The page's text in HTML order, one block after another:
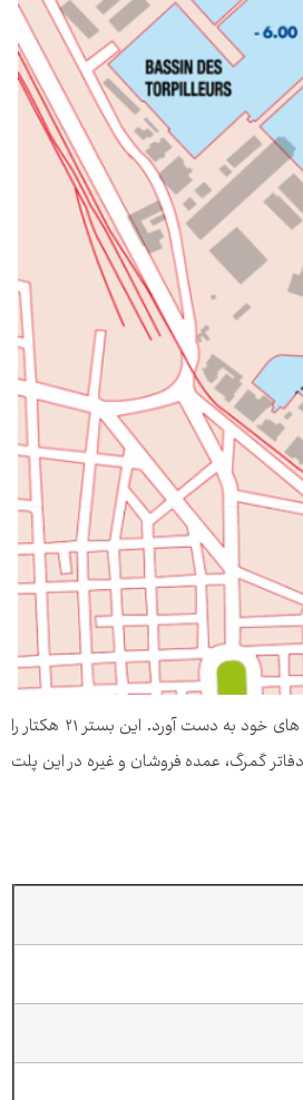
طول ساحلی مجموع ۴۰ لنگرگاه در حدود ۱۰ کیلومتر است. بندر داکار همچنین یک بستر لجستیک جدید برای بهبود فعالیت های خود به دست آورد. این بستر ۲۱ هکتار را
حمل و نقل ، دفاتر گمرگ، عمده فروشان و غیره در این پلت